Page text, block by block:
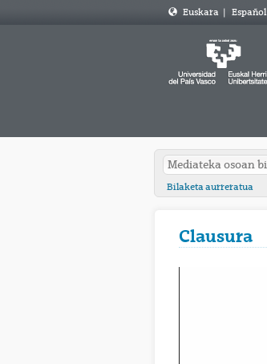
Euskara | Español
Bilaketa aurreratua
Clausura